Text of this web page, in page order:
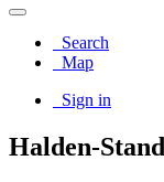
Search
Map
Sign in
Halden-